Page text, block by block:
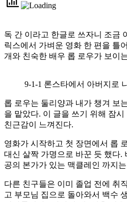
독 간 이라고 한글로 쓰자니 조금
릭스에서 가벼운 영화 한 편을 틀
개와 친숙한 배우 롭 로우가 보이
9-1-1 론스타에서 아버지로
롭 로우는 둘리양과 내가 챙겨 보
을 맡았다. 이 글을 쓰기 위해 잠
친근감이 느껴진다.
영화가 시작하고 첫 장면에서 롭
대신 살짝 가명으로 바꾼 듯 했다.
공의 본가가 있는 맥클레인 까지
다른 친구들은 이미 졸업 전에 취
고 부모님 집으로 돌아와서 백수